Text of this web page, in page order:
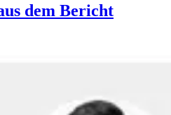
dem Bericht